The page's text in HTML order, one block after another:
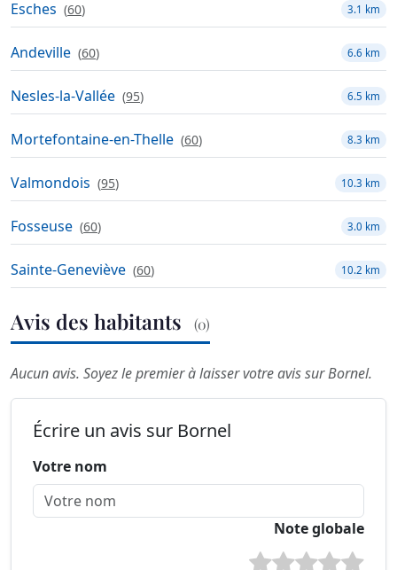
Esches (60) 3.1 km
Andeville (60) 6.6 km
Nesles-la-Vallée (95) 6.5 km
Mortefontaine-en-Thelle (60) 8.3 km
Valmondois (95) 10.3 km
Fosseuse (60) 3.0 km
Sainte-Geneviève (60) 10.2 km
Avis des habitants (0)
Aucun avis. Soyez le premier à laisser votre avis sur Bornel.
Écrire un avis sur Bornel
Votre nom
Note globale